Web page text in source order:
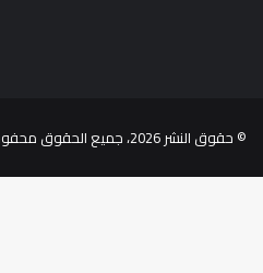
© حقوق النشر 2026، جميع الحقوق محفوظة |